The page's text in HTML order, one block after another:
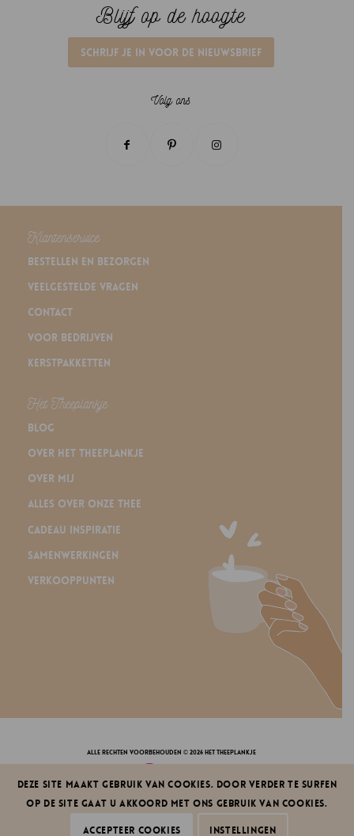
Blijf op de hoogte
Schrijf je in voor de nieuwsbrief
Volg ons
Klantenservice
Bestellen en bezorgen
Veelgestelde vragen
Contact
Voor bedrijven
Kerstpakketten
Het Theeplankje
Blog
Over Het Theeplankje
Over mij
Alles over onze thee
Cadeau inspiratie
Samenwerkingen
Verkooppunten
alle rechten voorbehouden © 2026 Het Theeplankje
privacy policy|algemene voorwaarden
klachten & herroepingsrecht|service
Deze site maakt gebruik van cookies. Door verder te surfen
op de site gaat u akkoord met ons gebruik van cookies.
Accepteer cookies Instellingen